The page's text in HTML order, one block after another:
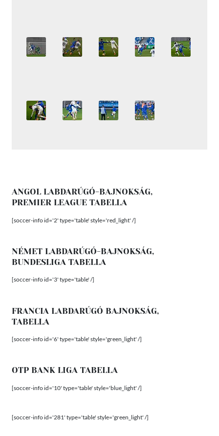
ANGOL LABDARÚGÓ-BAJNOKSÁG,
PREMIER LEAGUE TABELLA
[soccer-info id='2' type='table' style='red_light' /]
NÉMET LABDARÚGÓ-BAJNOKSÁG,
BUNDESLIGA TABELLA
[soccer-info id='3' type='table' /]
FRANCIA LABDARÚGÓ BAJNOKSÁG,
TABELLA
[soccer-info id='6' type='table' style='green_light' /]
OTP BANK LIGA TABELLA
[soccer-info id='10' type='table' style='blue_light' /]
[soccer-info id='281' type='table' style='green_light' /]